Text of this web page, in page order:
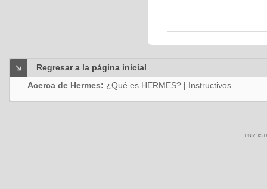
Regresar a la página inicial
Acerca de Hermes: ¿Qué es HERMES? | Instructivos